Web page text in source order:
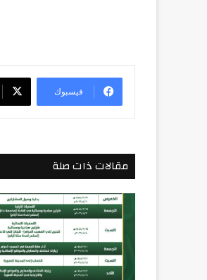
فيسبوك
مقالات ذات صلة